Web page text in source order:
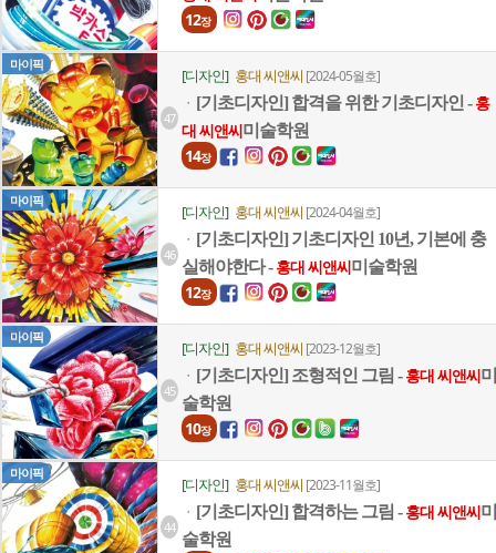
12장
마이픽
47
[디자인] 홍대 씨앤씨 [2024-05월호]
ㆍ [기초디자인] 합격을 위한 기초디자인 - 홍
대 씨앤씨 미술학원
14장
마이픽
46
[디자인] 홍대 씨앤씨 [2024-04월호]
ㆍ [기초디자인] 기초디자인 10년, 기본에 충
실해야한다 - 홍대 씨앤씨 미술학원
12장
마이픽
45
[디자인] 홍대 씨앤씨 [2023-12월호]
ㆍ [기초디자인] 조형적인 그림 - 홍대 씨앤씨 미
술학원
10장
마이픽
44
[디자인] 홍대 씨앤씨 [2023-11월호]
ㆍ [기초디자인] 합격하는 그림 - 홍대 씨앤씨 미
술학원